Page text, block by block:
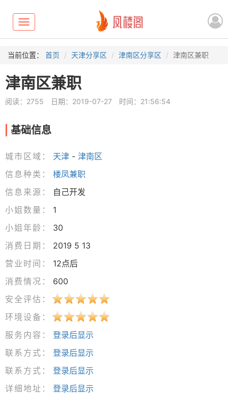
Toggle
navigation
当前位置： 首页 天津分享区 津南区分享区 津南区兼职
津南区兼职
阅读：2755 日期：2019-07-27 时间：21:56:54
基础信息
城市区域： 天津 - 津南区
信息种类：
楼凤兼职
信息来源：
自己开发
小姐数量：
1
小姐年龄：
30
消费日期：
2019 5 13
营业时间：
12点后
消费情况：
600
安全评估：
环境设备：
服务内容：
登录后显示
联系方式：
登录后显示
联系方式：
登录后显示
详细地址：
登录后显示